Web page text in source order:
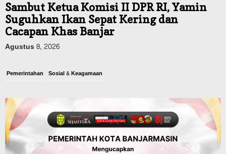
Sambut Ketua Komisi II DPR RI, Yamin
Suguhkan Ikan Sepat Kering dan
Cacapan Khas Banjar
Agustus 8, 2026
Pemerintahan Sosial & Keagamaan
Digital, Target 30 Persen IKD Masih
Jauh, Komisi II DPR Turun Tangan
Agustus 7, 2026